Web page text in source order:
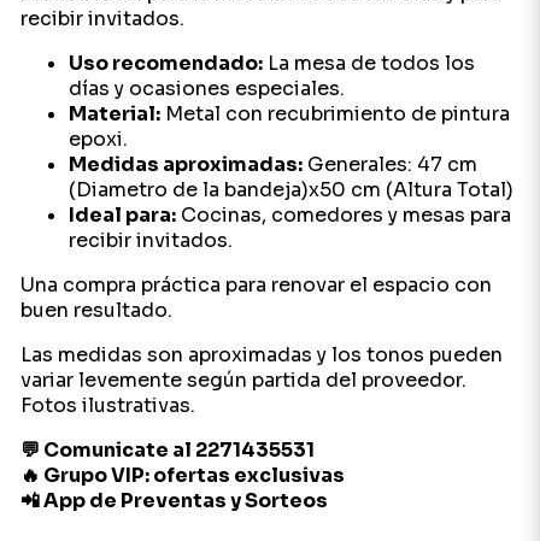
recibir invitados.
Uso recomendado:La mesa de todos los
días y ocasiones especiales.
Material:Metal con recubrimiento de pintura
epoxi.
Medidas aproximadas:Generales: 47 cm
(Diametro de la bandeja)x50 cm (Altura Total)
Ideal para:Cocinas, comedores y mesas para
recibir invitados.
Una compra práctica para renovar el espacio con
buen resultado.
Las medidas son aproximadas y los tonos pueden
variar levemente según partida del proveedor.
Fotos ilustrativas.
💬 Comunicate al 2271435531
🔥 Grupo VIP: ofertas exclusivas
📲 App de Preventas y Sorteos